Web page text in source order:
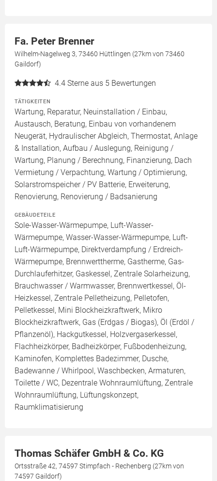
Fa. Peter Brenner
Wilhelm-Nagelweg 3, 73460 Hüttlingen (27km von 73460
Gaildorf)
4.4 Sterne aus 5 Bewertungen
TÄTIGKEITEN
Wartung, Reparatur, Neuinstallation / Einbau,
Austausch, Beratung, Einbau von vorhandenem
Neugerät, Hydraulischer Abgleich, Thermostat, Anlage
& Installation, Aufbau / Auslegung, Reinigung /
Wartung, Planung / Berechnung, Finanzierung, Dach
Vermietung / Verpachtung, Wartung / Optimierung,
Solarstromspeicher / PV Batterie, Erweiterung,
Renovierung, Renovierung / Badsanierung
GEBÄUDETEILE
Sole-Wasser-Wärmepumpe, Luft-Wasser-
Wärmepumpe, Wasser-Wasser-Wärmepumpe, Luft-
Luft-Wärmepumpe, Direktverdampfung / Erdreich-
Wärmepumpe, Brennwerttherme, Gastherme, Gas-
Durchlauferhitzer, Gaskessel, Zentrale Solarheizung,
Brauchwasser / Warmwasser, Brennwertkessel, Öl-
Heizkessel, Zentrale Pelletheizung, Pelletofen,
Pelletkessel, Mini Blockheizkraftwerk, Mikro
Blockheizkraftwerk, Gas (Erdgas / Biogas), Öl (Erdöl /
Pflanzenöl), Hackgutkessel, Holzvergaserkessel,
Flachheizkörper, Badheizkörper, Fußbodenheizung,
Kaminofen, Komplettes Badezimmer, Dusche,
Badewanne / Whirlpool, Waschbecken, Armaturen,
Toilette / WC, Dezentrale Wohnraumlüftung, Zentrale
Wohnraumlüftung, Lüftungskonzept,
Raumklimatisierung
Thomas Schäfer GmbH & Co. KG
Ortsstraße 42, 74597 Stimpfach - Rechenberg (27km von
74597 Gaildorf)